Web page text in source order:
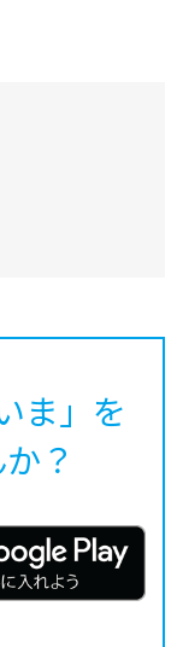
ま」を
？